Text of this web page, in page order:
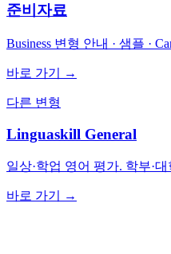
준비자료
Business 변형 안내 · 샘플 ·
바로 가기 →
다른 변형
Linguaskill General
일상·학업 영어 평가. 학부·
바로 가기 →